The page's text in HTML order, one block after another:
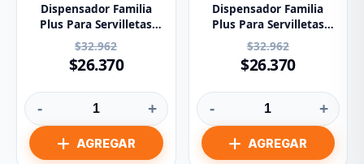
Dispensador Familia
Plus Para Servilletas
100 Amarillo 80131
$32.962
$26.370
- +
Dispensador Familia
Plus Para Servilletas
100 Rojo 80132
$32.962
$26.370
- +